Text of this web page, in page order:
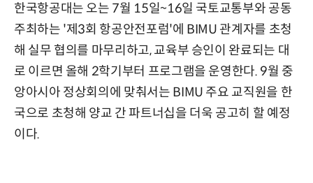
한국항공대는 오는 7월 15일~16일 국토교통부와 공동
주최하는 '제3회 항공안전포럼'에 BIMU 관계자를 초청
해 실무 협의를 마무리하고, 교육부 승인이 완료되는 대
로 이르면 올해 2학기부터 프로그램을 운영한다. 9월 중
앙아시아 정상회의에 맞춰서는 BIMU 주요 교직원을 한
국으로 초청해 양교 간 파트너십을 더욱 공고히 할 예정
이다.